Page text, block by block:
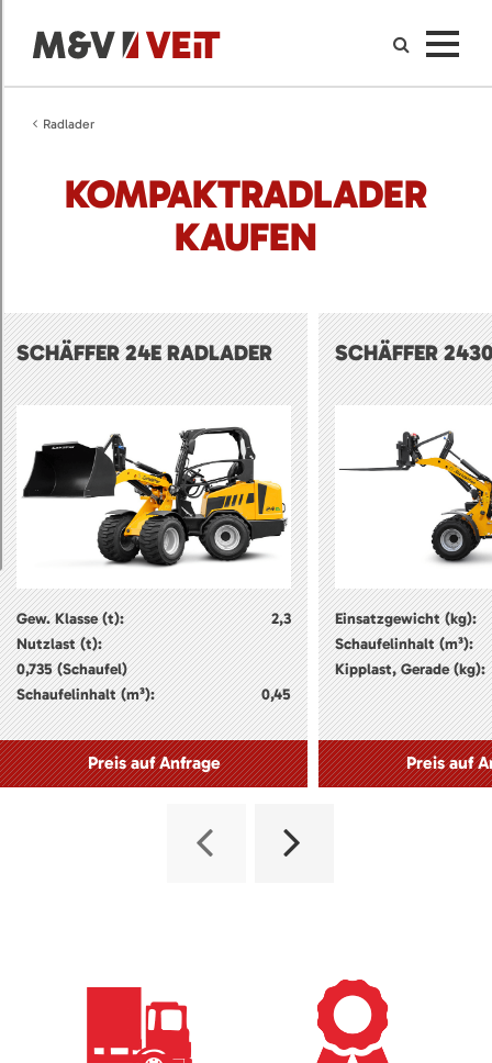
Radlader
KOMPAKTRADLADER
KAUFEN
SCHÄFFER 24E RADLADER
Gew. Klasse (t):
2,3
Nutzlast (t):
0,735 (Schaufel)
Schaufelinhalt (m³):
0,45
Preis auf Anfrage
SCHÄFFER
Einsatzgewicht (kg):
Schaufelinhalt (m³):
Kipplast, Gerade (kg):
Preis auf